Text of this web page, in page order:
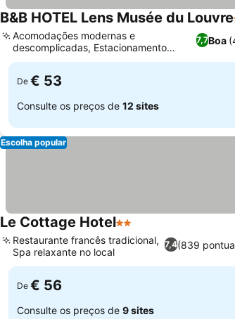
B&B HOTEL Lens Musée du Louvre
7,7Boa
Acomodações modernas e
descomplicadas, Estacionamento
seguro no local
De € 53
Consulte os preços de 12 sites
Escolha popular
Le Cottage Hotel2 Estrelas
7,4(839
Restaurante francês tradicional,
Spa relaxante no local
De € 56
Consulte os preços de 9 sites